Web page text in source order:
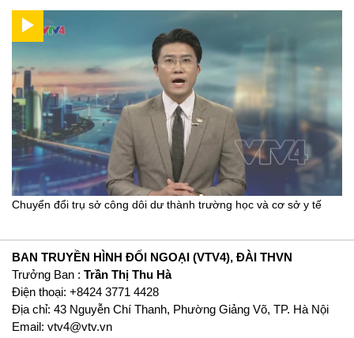
Chuyển đổi trụ sở công dôi dư thành trường học và cơ sở y tế
BAN TRUYỀN HÌNH ĐỐI NGOẠI (VTV4), ĐÀI THVN
Trưởng Ban : Trần Thị Thu Hà
Ðiện thoại: +8424 3771 4428
Địa chỉ: 43 Nguyễn Chí Thanh, Phường Giảng Võ, TP. Hà Nội
Email: vtv4@vtv.vn